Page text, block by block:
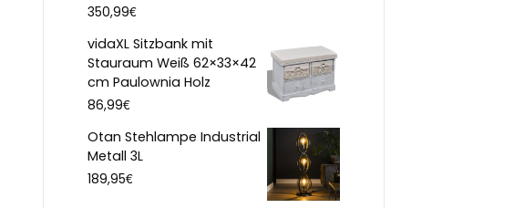
350,99€
vidaXL Sitzbank mit
Stauraum Weiß 62×33×42
cm Paulownia Holz
86,99€
Otan Stehlampe Industrial
Metall 3L
189,95€